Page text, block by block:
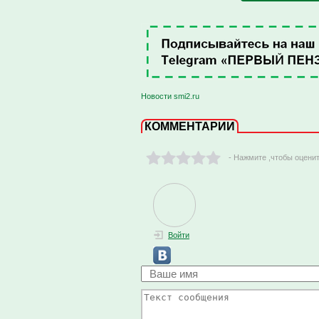
Новости smi2.ru
КОММЕНТАРИИ
- Нажмите ,чтобы
Войти